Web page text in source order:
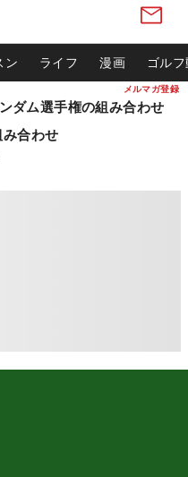
メルマガ登録
ン ライフ 漫画 ゴル
ダム選手権の組み合わせ
合わせ